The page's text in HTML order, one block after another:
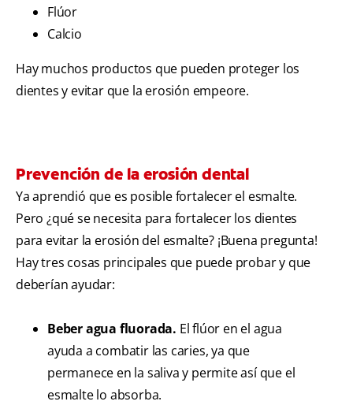
Flúor
Calcio
Hay muchos productos que pueden proteger los
dientes y evitar que la erosión empeore.
Prevención de la erosión dental
Ya aprendió que es posible fortalecer el esmalte.
Pero ¿qué se necesita para fortalecer los dientes
para evitar la erosión del esmalte? ¡Buena pregunta!
Hay tres cosas principales que puede probar y que
deberían ayudar:
Beber agua fluorada. El flúor en el agua
ayuda a combatir las caries, ya que
permanece en la saliva y permite así que el
esmalte lo absorba.